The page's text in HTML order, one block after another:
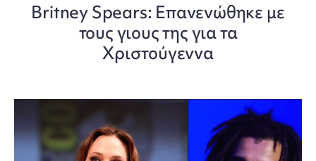
Britney Spears: Επανενώθηκε με
τους γιους της για τα
Χριστούγεννα